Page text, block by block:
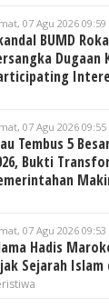
07 Agu 2026 09:59
BUMD
Dugaan
07 Agu 2026 09:55
Tembus 5
Bukti
07 Agu 2026 09:53
Hadis
Sejarah Islam